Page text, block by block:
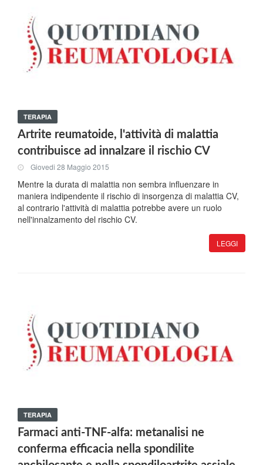
TERAPIA
Artrite reumatoide, l'attività di malattia
contribuisce ad innalzare il rischio CV
Giovedi 28 Maggio 2015
Mentre la durata di malattia non sembra influenzare in
maniera indipendente il rischio di insorgenza di malattia CV,
al contrario l'attività di malattia potrebbe avere un ruolo
nell'innalzamento del rischio CV.
LEGGI
TERAPIA
Farmaci anti-TNF-alfa: metanalisi ne
conferma efficacia nella spondilite